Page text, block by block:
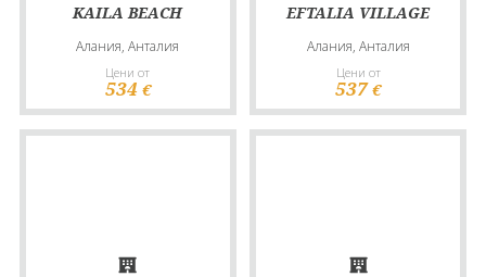
KAILA BEACH
Алания, Анталия
Цени от
534 €
EFTALIA VILLAGE
Алания, Анталия
Цени от
537 €